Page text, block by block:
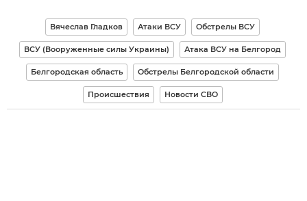
Вячеслав Гладков Атаки ВСУ Обстрелы ВСУ
ВСУ (Вооруженные силы Украины) Атака ВСУ на Белгород
Белгородская область Обстрелы Белгородской области
Происшествия Новости СВО